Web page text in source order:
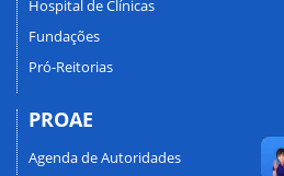
Hospital de Clínicas
Fundações
Pró-Reitorias
PROAE
Agenda de Autoridades